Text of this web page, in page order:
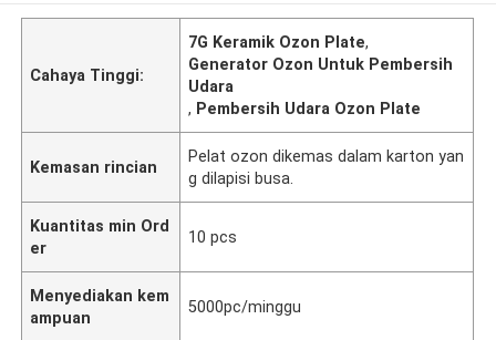
Cahaya Tinggi:
7G Keramik Ozon Plate,
Generator Ozon Untuk Pembersih
Udara
, Pembersih Udara Ozon Plate
Kemasan rincian
Pelat ozon dikemas dalam karton yan
g dilapisi busa.
Kuantitas min Ord
er
10 pcs
Menyediakan kem
ampuan
5000pc/minggu